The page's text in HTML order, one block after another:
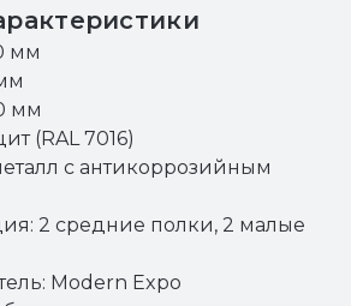
мм
мм
(RAL 7016)
с антикоррозийным
2 средние полки, 2 малые
Modern Expo